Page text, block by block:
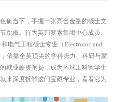
当下，手握一张高含金量的硕士文
跳板。行为英邦罗素集团中心成员、
电气工程硕士专业（Electronic and
依靠全英顶尖的学科势力、科研与家
就业薪资阐扬，成为环球工科留学生
就来深度拆解这门宝藏专业，看看它为